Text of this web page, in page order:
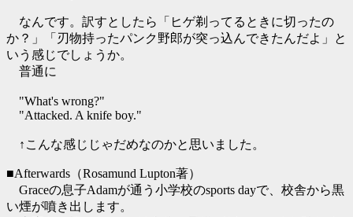
なんです。訳すとしたら「ヒゲ剃ってるときに切ったの
か？」「刃物持ったパンク野郎が突っ込んできたんだよ」と
いう感じでしょうか。
普通に
"What's wrong?"
"Attacked. A knife boy."
↑こんな感じじゃだめなのかと思いました。
■Afterwards（Rosamund Lupton著）
Graceの息子Adamが通う小学校のsports dayで、校舎から黒
い煙が噴き出します。